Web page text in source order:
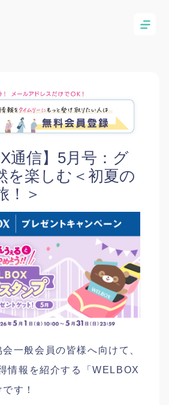
通信】5月号：グ
を楽しむ＜初夏の
！＞
一般会員の皆様へ向けて、
情報を紹介する「WELBOX
す！